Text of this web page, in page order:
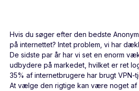
Hvis du søger efter den bedste
på internettet? Intet problem, vi har
De sidste par år har vi set en enorm
udbydere på markedet, hvilket er ret
35% af internetbrugere har brugt VPN-
At vælge den rigtige kan være noget af